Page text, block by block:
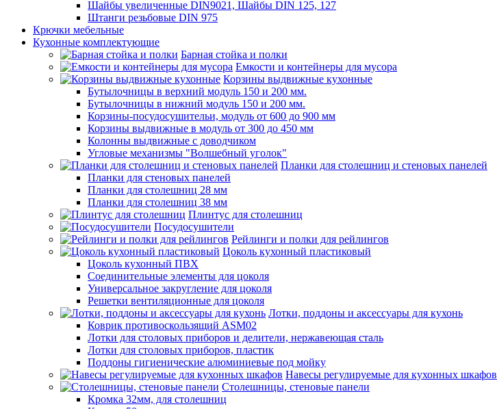
Шайбы увеличенные DIN9021, Шайбы DIN 125, 127
Штанги резьбовые DIN 975
Крючки мебельные
Кухонные комплектующие
Барная стойка и полки
Емкости и контейнеры для мусора
Корзины выдвижные кухонные
Бутылочницы в верхний модуль 150 и 200 мм.
Бутылочницы в нижний модуль 150 и 200 мм.
Корзины-посудосушительи, модуль от 600 до 900 мм
Корзины выдвижные в модуль от 300 до 450 мм
Колонны выдвижные с доводчиком
Угловые механизмы "Волшебный уголок"
Планки для столешниц и стеновых панелей
Планки для стеновых панелей
Планки для столешниц 28 мм
Планки для столешниц 38 мм
Плинтус для столешниц
Посудосушители
Рейлинги и полки для рейлингов
Цоколь кухонный пластиковый
Цоколь кухонный ПВХ
Соединительные элементы для цоколя
Универсальное закругление для цоколя
Решетки вентиляционные для цоколя
Лотки, поддоны и аксессуары для кухонь
Коврик противоскользящий ASM02
Лотки для столовых приборов и делители, нержавеющая сталь
Лотки для столовых приборов, пластик
Поддоны гигиенические алюминиевые под мойку
Навесы регулируемые для кухонных шкафов
Столешницы, стеновые панели
Кромка 32мм, для столешниц